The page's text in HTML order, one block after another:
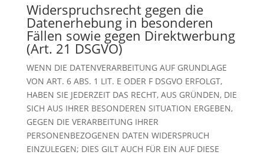
Widerspruchsrecht gegen die
Datenerhebung in besonderen
Fällen sowie gegen Direktwerbung
(Art. 21 DSGVO)
WENN DIE DATENVERARBEITUNG AUF GRUNDLAGE
VON ART. 6 ABS. 1 LIT. E ODER F DSGVO ERFOLGT,
HABEN SIE JEDERZEIT DAS RECHT, AUS GRÜNDEN, DIE
SICH AUS IHRER BESONDEREN SITUATION ERGEBEN,
GEGEN DIE VERARBEITUNG IHRER
PERSONENBEZOGENEN DATEN WIDERSPRUCH
EINZULEGEN; DIES GILT AUCH FÜR EIN AUF DIESE